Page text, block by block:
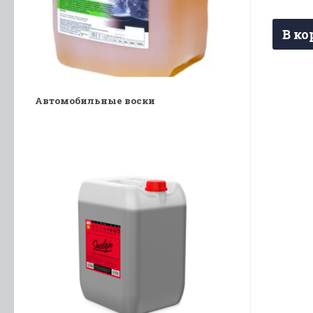
В
Автомобильные воски